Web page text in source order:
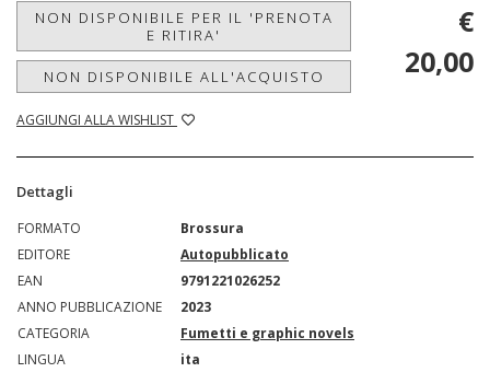
NON DISPONIBILE PER IL 'PRENOTA
E RITIRA'
NON DISPONIBILE ALL'ACQUISTO
AGGIUNGI ALLA WISHLIST
€
20,00
Dettagli
FORMATO
Brossura
EDITORE
Autopubblicato
EAN
9791221026252
ANNO PUBBLICAZIONE
2023
CATEGORIA
Fumetti e graphic novels
LINGUA
ita